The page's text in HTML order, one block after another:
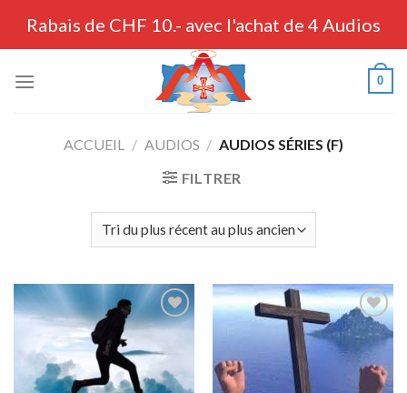
Rabais de CHF 10.- avec l'achat de 4 Audios
0
ACCUEIL / AUDIOS / AUDIOS SÉRIES (F)
FILTRER
Ajouter
de
Ajouter
à la liste
souhaits